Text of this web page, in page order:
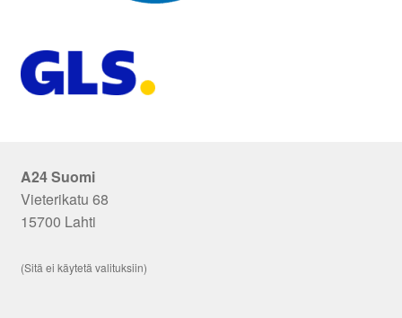
A24 Suomi
Vieterikatu 68
15700 Lahti
(Sitä ei käytetä valituksiin)